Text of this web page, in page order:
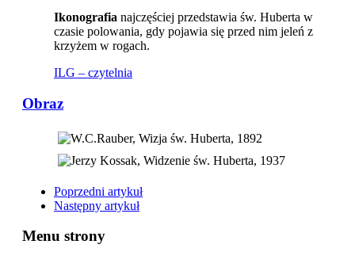
Ikonografia najczęściej przedstawia św. Huberta w
czasie polowania, gdy pojawia się przed nim jeleń z
krzyżem w rogach.
ILG – czytelnia
Obraz
Poprzedni artykuł
Następny artykuł
Menu strony